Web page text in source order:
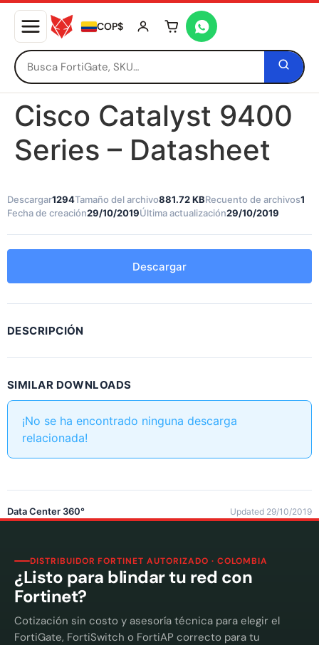
COP$ Tu carrito está vacío
Cisco Catalyst 9400
Series – Datasheet
Descargar1294Tamaño del archivo881.72 KBRecuento de archivos1
Fecha de creación29/10/2019Última actualización29/10/2019
Descargar
DESCRIPCIÓN
SIMILAR DOWNLOADS
¡No se ha encontrado ninguna descarga
relacionada!
Data Center 360° Updated 29/10/2019
DISTRIBUIDOR FORTINET AUTORIZADO · COLOMBIA
¿Listo para blindar tu red con
Fortinet?
Cotización sin costo y asesoría técnica para elegir el
FortiGate, FortiSwitch o FortiAP correcto para tu